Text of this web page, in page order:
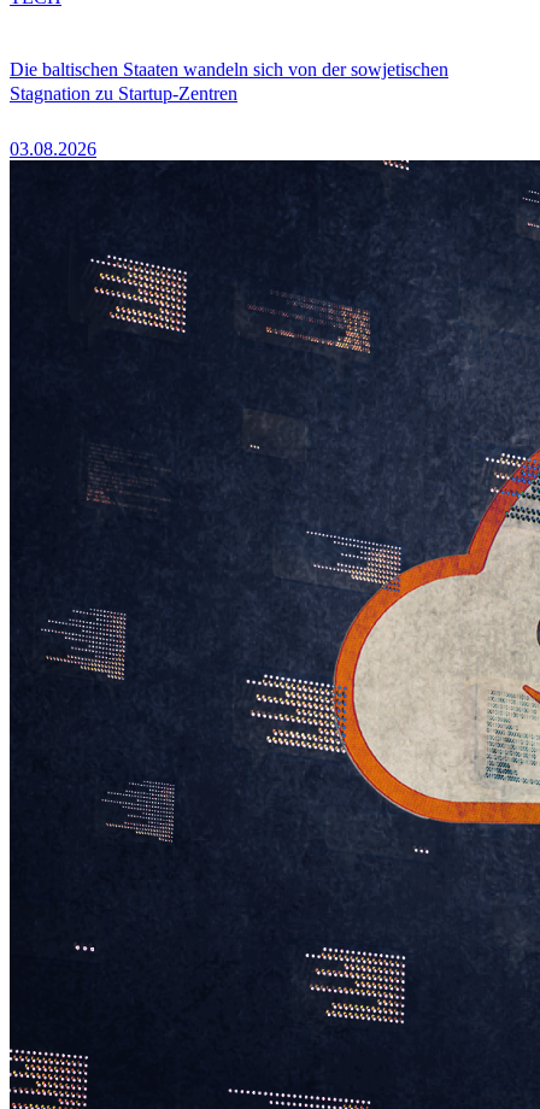
Die baltischen Staaten wandeln sich von der sowjetischen
Stagnation zu Startup-Zentren
03.08.2026